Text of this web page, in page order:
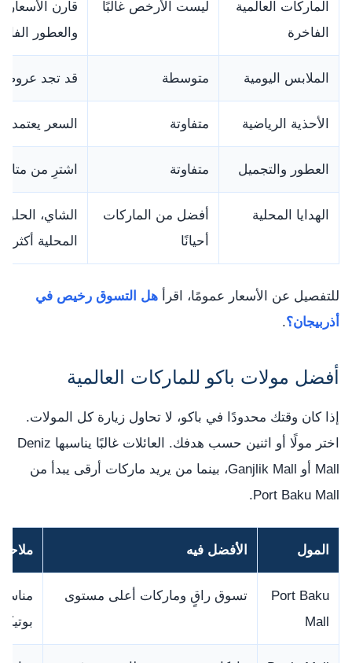
الماركات العالمية
الفاخرة
ليست الأرخص غالبًا
قارن
والعطور
الملابس اليومية متوسطة قد تجد
الأحذية الرياضية متفاوتة السعر
العطور والتجميل متفاوتة اشترِ من
الهدايا المحلية
أفضل من الماركات
أحيانًا
الشاي،
المحلية أكثر
للتفصيل عن الأسعار عمومًا، اقرأ هل التسوق رخيص في
أذربيجان؟.
أفضل مولات باكو للماركات العالمية
إذا كان وقتك محدودًا في باكو، لا تحاول زيارة كل المولات.
اختر مولًا أو اثنين حسب هدفك. العائلات غالبًا يناسبها Deniz
Mall أو Ganjlik Mall، بينما من يريد ماركات أرقى يبدأ من
Port Baku Mall.
المول الأفضل فيه
Port Baku
Mall
تسوق راقٍ وماركات أعلى مستوى